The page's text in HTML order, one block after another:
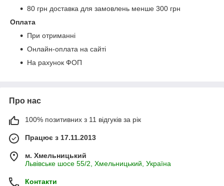
80 грн доставка для замовлень менше 300 грн
Оплата
При отриманні
Онлайн-оплата на сайті
На рахунок ФОП
Про нас
100% позитивних з 11 відгуків за рік
Працює з 17.11.2013
м. Хмельницький
Львівське шосе 55/2, Хмельницький, Україна
Контакти